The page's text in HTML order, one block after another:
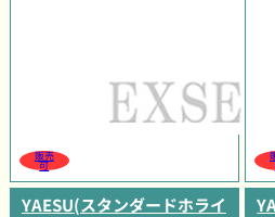
販売
可
YAESU(スタンダードホライ